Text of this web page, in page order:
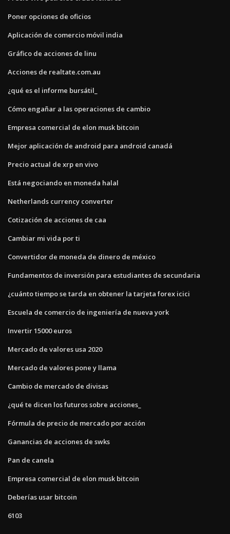
Poner opciones de oficios
Aplicación de comercio móvil india
Gráfico de acciones de linu
Acciones de realtate.com.au
¿qué es el informe bursátil_
Cómo engañar a las operaciones de cambio
Empresa comercial de elon musk bitcoin
Mejor aplicación de android para android canadá
Precio actual de xrp en vivo
Está negociando en moneda halal
Netherlands currency converter
Cotización de acciones de caa
Cambiar mi vida por ti
Convertidor de moneda de dinero de méxico
Fundamentos de inversión para estudiantes de secundaria
¿cuánto tiempo se tarda en obtener la tarjeta forex icici
Escuela de comercio de ingeniería de nueva york
Invertir 15000 euros
Mercado de valores usa 2020
Mercado de valores pone y llama
Cambio de mercado de divisas
¿qué te dicen los futuros sobre acciones_
Fórmula de precio de mercado por acción
Ganancias de acciones de swks
Pan de canela
Empresa comercial de elon musk bitcoin
Deberías usar bitcoin
6103